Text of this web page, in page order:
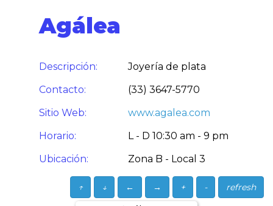
Agálea
Descripción:
Joyería de plata
Contacto:
(33) 3647-5770
Sitio Web:
www.agalea.com
Horario:
L - D 10:30 am - 9 pm
Ubicación:
Zona B - Local 3
refresh
-
+
→
←
↓
↑